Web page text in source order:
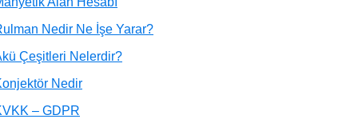
Nedir Ne İşe Yarar?
Çeşitleri Nelerdir?
Nedir
– GDPR